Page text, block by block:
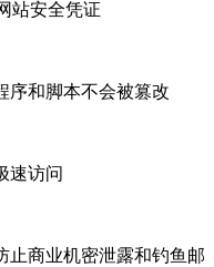
站安全凭证
序和脚本不会被篡改
速访问
止商业机密泄露和钓鱼邮